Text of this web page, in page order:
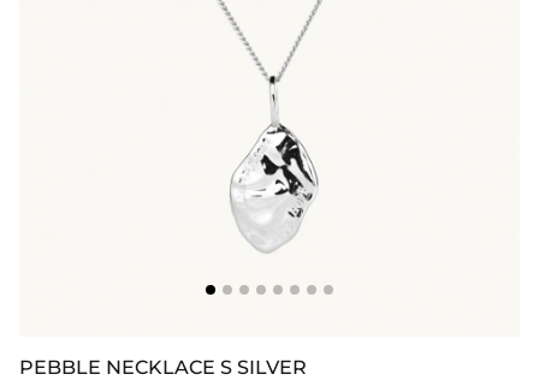
PEBBLE NECKLACE S SILVER